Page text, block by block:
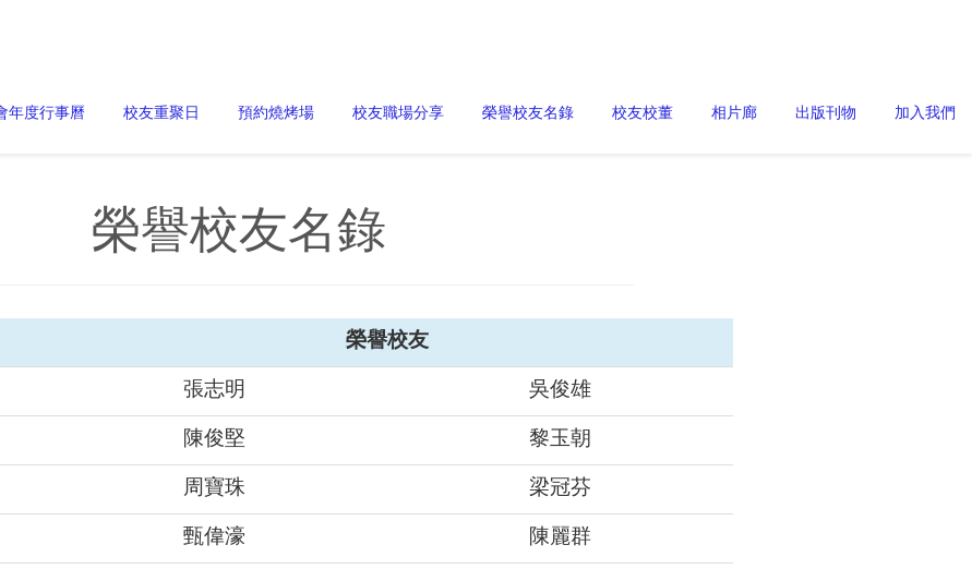
年度行事曆 校友重聚日 預約燒烤場 校友職場分享 榮譽校友名錄 校友校董 相片廊 出版刊物 加入我們
榮譽校友名錄
榮譽校友
張志明 吳俊雄
陳俊堅 黎玉朝
周寶珠 梁冠芬
甄偉濠 陳麗群